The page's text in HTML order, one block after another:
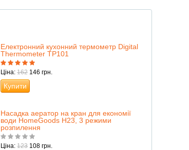
Електронний кухонний термометр Digital
Thermometer TP101
Ціна: 162 146 грн.
Купити
Насадка аератор на кран для економії
води HomeGoods H23, 3 режими
розпилення
Ціна: 123 108 грн.